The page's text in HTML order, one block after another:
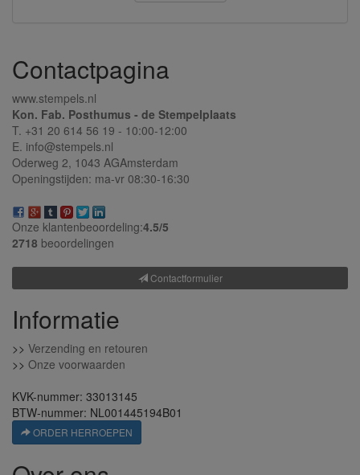
Contactpagina
www.stempels.nl
Kon. Fab. Posthumus - de Stempelplaats
T. +31 20 614 56 19 - 10:00-12:00
E. info@stempels.nl
Oderweg 2, 1043 AGAmsterdam
Openingstijden: ma-vr 08:30-16:30
Onze klantenbeoordeling:4.5/5
2718 beoordelingen
Contactformulier
Informatie
>> Verzending en retouren
>> Onze voorwaarden
KVK-nummer: 33013145
BTW-nummer: NL001445194B01
ORDER HERROEPEN